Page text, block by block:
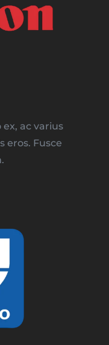
ac varius
eros. Fusce